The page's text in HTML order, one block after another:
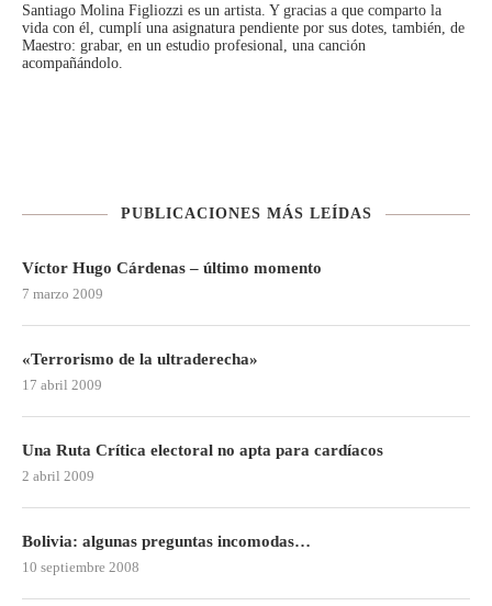
Santiago Molina Figliozzi es un artista. Y gracias a que comparto la
vida con él, cumplí una asignatura pendiente por sus dotes, también, de
Maestro: grabar, en un estudio profesional, una canción
acompañándolo.
PUBLICACIONES MÁS LEÍDAS
Víctor Hugo Cárdenas – último momento
7 marzo 2009
«Terrorismo de la ultraderecha»
17 abril 2009
Una Ruta Crítica electoral no apta para cardíacos
2 abril 2009
Bolivia: algunas preguntas incomodas…
10 septiembre 2008